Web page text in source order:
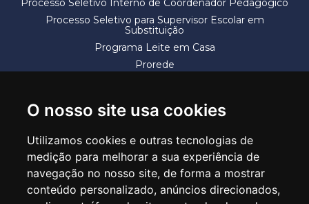
O nosso site usa cookies
Utilizamos cookies e outras tecnologias de
medição para melhorar a sua experiência de
navegação no nosso site, de forma a mostrar
conteúdo personalizado, anúncios direcionados,
Processo Seletivo Interno de Coordenador Pedagógico
Processo Seletivo para Supervisor Escolar em
Substituição
Programa Leite em Casa
Prorede
SECRETARIA DE EDUCAÇÃO